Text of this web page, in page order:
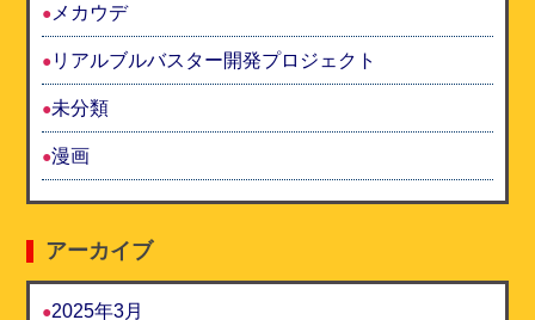
メカウデ
リアルブルバスター開発プロジェクト
未分類
漫画
アーカイブ
2025年3月